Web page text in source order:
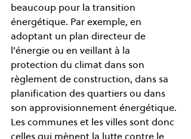
beaucoup pour la transition
énergétique. Par exemple, en
adoptant un plan directeur de
l'énergie ou en veillant à la
protection du climat dans son
règlement de construction, dans sa
planification des quartiers ou dans
son approvisionnement énergétique.
Les communes et les villes sont donc
celles qui mènent la lutte contre le